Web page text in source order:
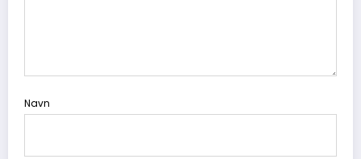
Navn